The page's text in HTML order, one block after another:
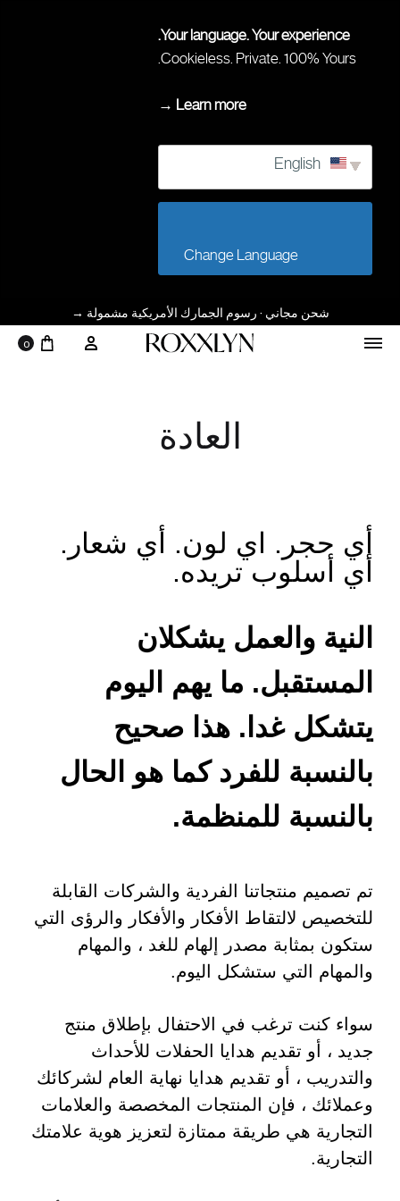
Your language. Your experience.
Cookieless. Private. 100% Yours.
Learn more →
شحن مجاني · رسوم الجمارك الأمريكية مشمولة →
0
العادة
أي حجر. اي لون. أي شعار.
أي أسلوب تريده.
النية والعمل يشكلان
المستقبل. ما يهم اليوم
يتشكل غدا. هذا صحيح
بالنسبة للفرد كما هو الحال
بالنسبة للمنظمة.
تم تصميم منتجاتنا الفردية والشركات القابلة
للتخصيص لالتقاط الأفكار والأفكار والرؤى التي
ستكون بمثابة مصدر إلهام للغد ، والمهام
والمهام التي ستشكل اليوم.
سواء كنت ترغب في الاحتفال بإطلاق منتج
جديد ، أو تقديم هدايا الحفلات للأحداث
والتدريب ، أو تقديم هدايا نهاية العام لشركائك
وعملائك ، فإن المنتجات المخصصة والعلامات
التجارية هي طريقة ممتازة لتعزيز هوية علامتك
التجارية.